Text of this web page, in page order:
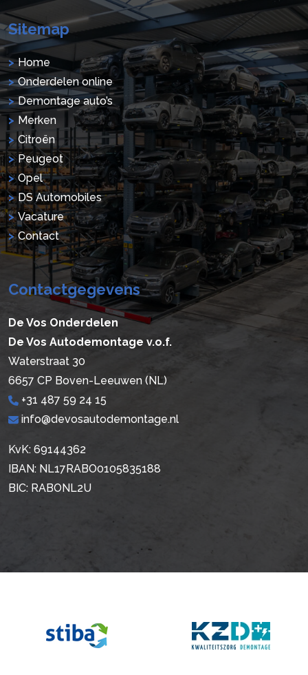
Sitemap
Home
Onderdelen online
Demontage auto’s
Merken
Citroën
Peugeot
Opel
DS Automobiles
Vacature
Contact
Contactgegevens
De Vos Onderdelen
De Vos Autodemontage v.o.f.
Waterstraat 30
6657 CP Boven-Leeuwen (NL)
+31 487 59 24 15
info@devosautodemontage.nl
KvK: 69144362
IBAN: NL17RABO0105835188
BIC: RABONL2U